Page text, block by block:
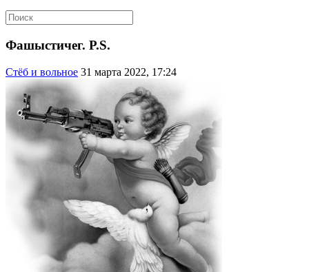
Фашыстичег. P.S.
Стёб и вольное 31 марта 2022, 17:24